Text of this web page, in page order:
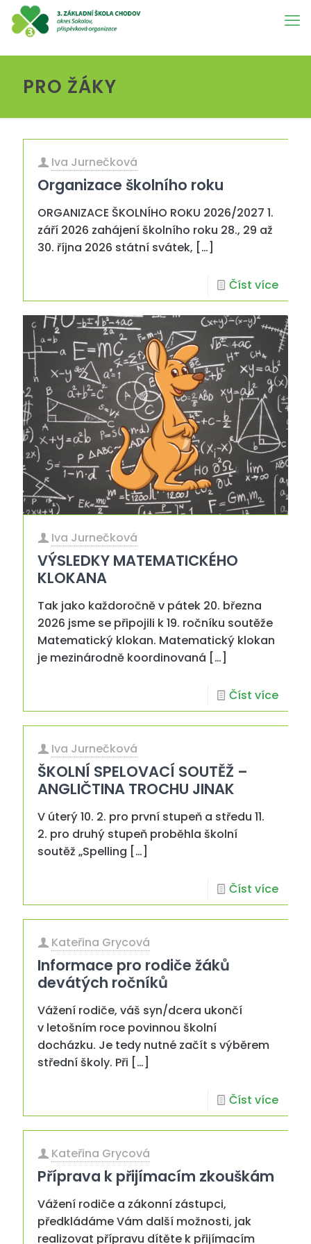
PRO ŽÁKY
Iva Jurnečková
Organizace školního roku
ORGANIZACE ŠKOLNÍHO ROKU 2026/2027 1.
září 2026 zahájení školního roku 28., 29 až
30. října 2026 státní svátek, […]
Číst více
Iva Jurnečková
VÝSLEDKY MATEMATICKÉHO
KLOKANA
Tak jako každoročně v pátek 20. března
2026 jsme se připojili k 19. ročníku soutěže
Matematický klokan. Matematický klokan
je mezinárodně koordinovaná […]
Číst více
Iva Jurnečková
ŠKOLNÍ SPELOVACÍ SOUTĚŽ –
ANGLIČTINA TROCHU JINAK
V úterý 10. 2. pro první stupeň a středu 11.
2. pro druhý stupeň proběhla školní
soutěž „Spelling […]
Číst více
Kateřina Grycová
Informace pro rodiče žáků
devátých ročníků
Vážení rodiče, váš syn/dcera ukončí
v letošním roce povinnou školní
docházku. Je tedy nutné začít s výběrem
střední školy. Při […]
Číst více
Kateřina Grycová
Příprava k přijímacím zkouškám
Vážení rodiče a zákonní zástupci,
předkládáme Vám další možnosti, jak
realizovat přípravu dítěte k přijímacím